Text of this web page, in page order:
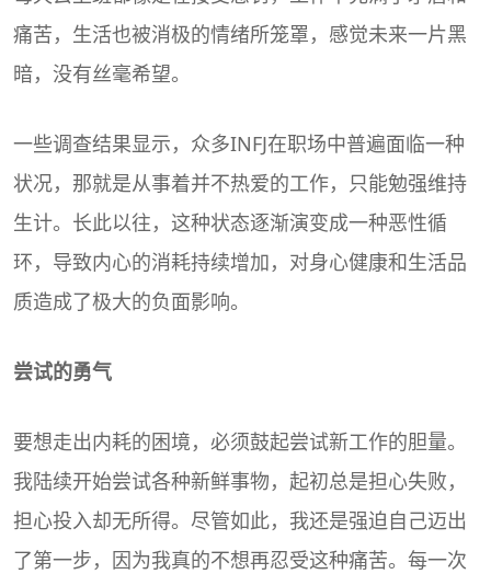
痛苦，生活也被消极的情绪所笼罩，感觉未来一片黑
暗，没有丝毫希望。
一些调查结果显示，众多INFJ在职场中普遍面临一种
状况，那就是从事着并不热爱的工作，只能勉强维持
生计。长此以往，这种状态逐渐演变成一种恶性循
环，导致内心的消耗持续增加，对身心健康和生活品
质造成了极大的负面影响。
尝试的勇气
要想走出内耗的困境，必须鼓起尝试新工作的胆量。
我陆续开始尝试各种新鲜事物，起初总是担心失败，
担心投入却无所得。尽管如此，我还是强迫自己迈出
了第一步，因为我真的不想再忍受这种痛苦。每一次